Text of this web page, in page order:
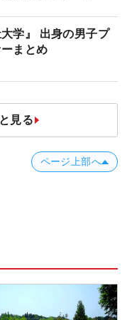
大学』 出身の男子プ
まとめ
見る
ページ上部へ